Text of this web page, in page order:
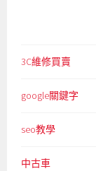
3C維修買賣
google關鍵字
seo教學
中古車